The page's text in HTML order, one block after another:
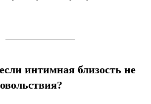
интимная близость не